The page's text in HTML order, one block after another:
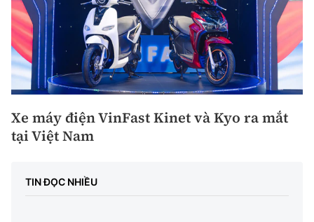
Xe máy điện VinFast Kinet và Kyo ra mắt
tại Việt Nam
TIN ĐỌC NHIỀU